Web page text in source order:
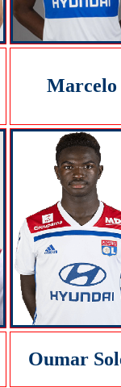
Marcelo
Oumar